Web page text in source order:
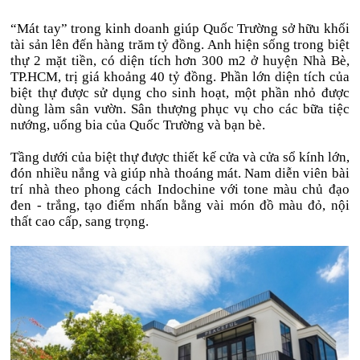
“Mát tay” trong kinh doanh giúp Quốc Trường sở hữu khối
tài sản lên đến hàng trăm tỷ đồng. Anh hiện sống trong biệt
thự 2 mặt tiền, có diện tích hơn 300 m2 ở huyện Nhà Bè,
TP.HCM, trị giá khoảng 40 tỷ đồng. Phần lớn diện tích của
biệt thự được sử dụng cho sinh hoạt, một phần nhỏ được
dùng làm sân vườn. Sân thượng phục vụ cho các bữa tiệc
nướng, uống bia của Quốc Trường và bạn bè.
Tầng dưới của biệt thự được thiết kế cửa và cửa sổ kính lớn,
đón nhiều nắng và giúp nhà thoáng mát. Nam diễn viên bài
trí nhà theo phong cách Indochine với tone màu chủ đạo
đen - trắng, tạo điểm nhấn bằng vài món đồ màu đỏ, nội
thất cao cấp, sang trọng.